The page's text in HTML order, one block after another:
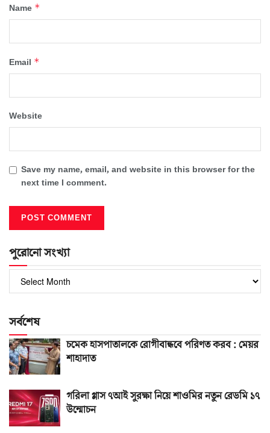
Name *
Email *
Website
Save my name, email, and website in this browser for the
next time I comment.
পুরোনো সংখ্যা
সংখ্যা
সর্বশেষ
চমেক হাসপাতালকে রোগীবান্ধবে পরিণত করব : মেয়র
শাহাদাত
গরিলা গ্লাস ৭আই সুরক্ষা নিয়ে শাওমির নতুন রেডমি ১৭
উন্মোচন